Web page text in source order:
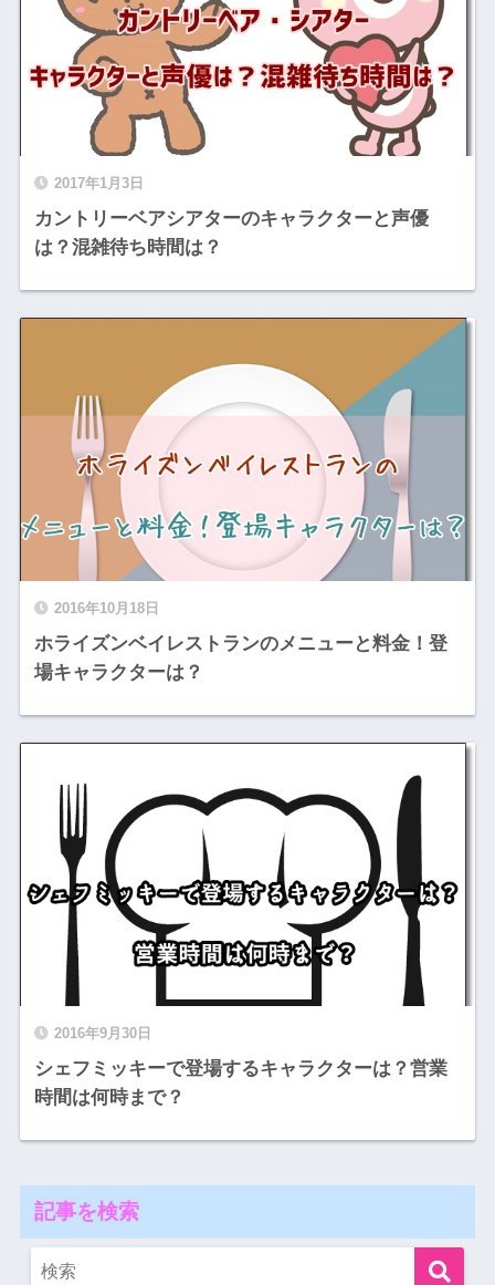
2017年1月3日
カントリーベアシアターのキャラクターと声優
は？混雑待ち時間は？
2016年10月18日
ホライズンベイレストランのメニューと料金！登
場キャラクターは？
2016年9月30日
シェフミッキーで登場するキャラクターは？営業
時間は何時まで？
記事を検索